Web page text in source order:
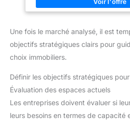
jour pour une indépendance hors
choix responsable pour les
silencieux combinée à un indice IP68
perturber la tranquillité de
Installation facile : pour les
piscines compactes, cet aérateur
continue.
Une fois le marché analysé, il est
objectifs stratégiques clairs pour
choix immobiliers.
Définir les objectifs stratégiques pour
Évaluation des espaces actuels
Les entreprises doivent évaluer si
leurs besoins en termes de capacité